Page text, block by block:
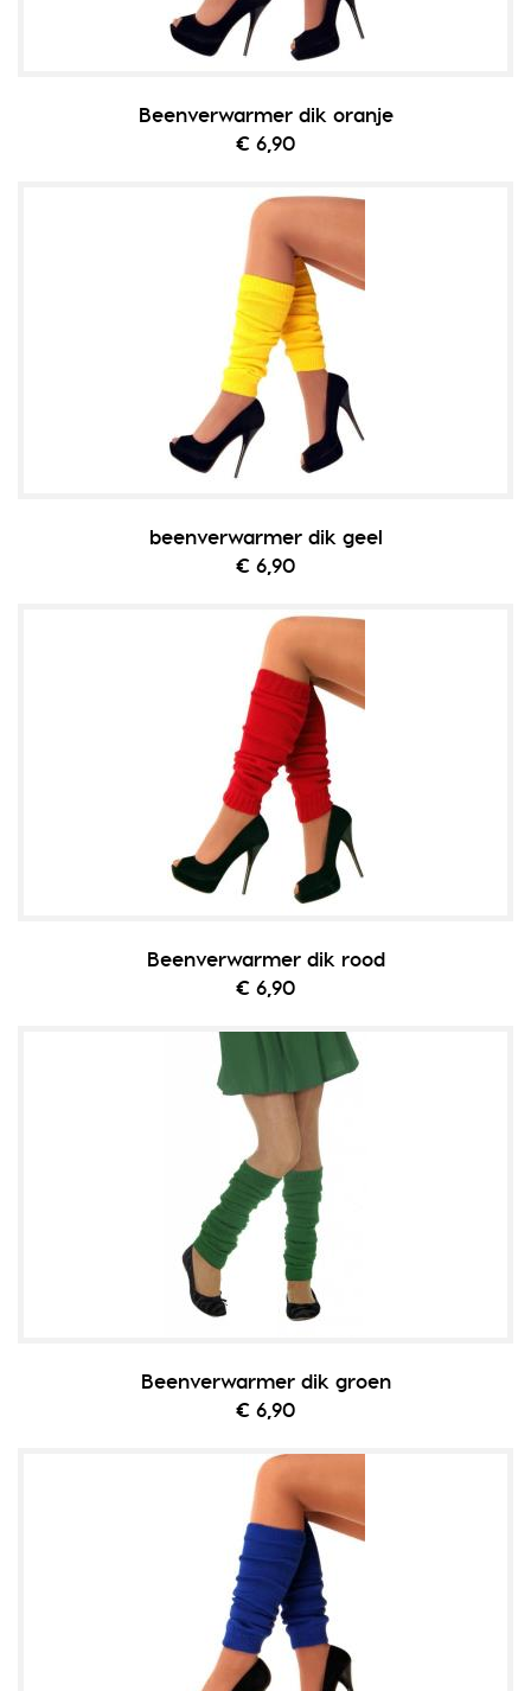
Beenverwarmer dik oranje
€ 6,90
beenverwarmer dik geel
€ 6,90
Beenverwarmer dik rood
€ 6,90
Beenverwarmer dik groen
€ 6,90